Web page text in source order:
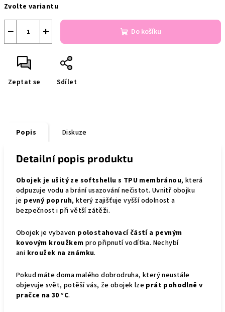
cena:
Zvolte variantu
+
− Do košíku
Zeptat se Sdílet
Popis Diskuze
Detailní popis produktu
Obojek je ušitý ze softshellu s TPU membránou, která
odpuzuje vodu a brání usazování nečistot. Uvnitř obojku
je pevný popruh, který zajišťuje vyšší odolnost a
bezpečnost i při větší zátěži.
Obojek je vybaven polostahovací částí a pevným
kovovým kroužkem pro připnutí vodítka. Nechybí
ani kroužek na známku.
Pokud máte doma malého dobrodruha, který neustále
objevuje svět, potěší vás, že obojek lze prát pohodlně v
pračce na 30 °C.